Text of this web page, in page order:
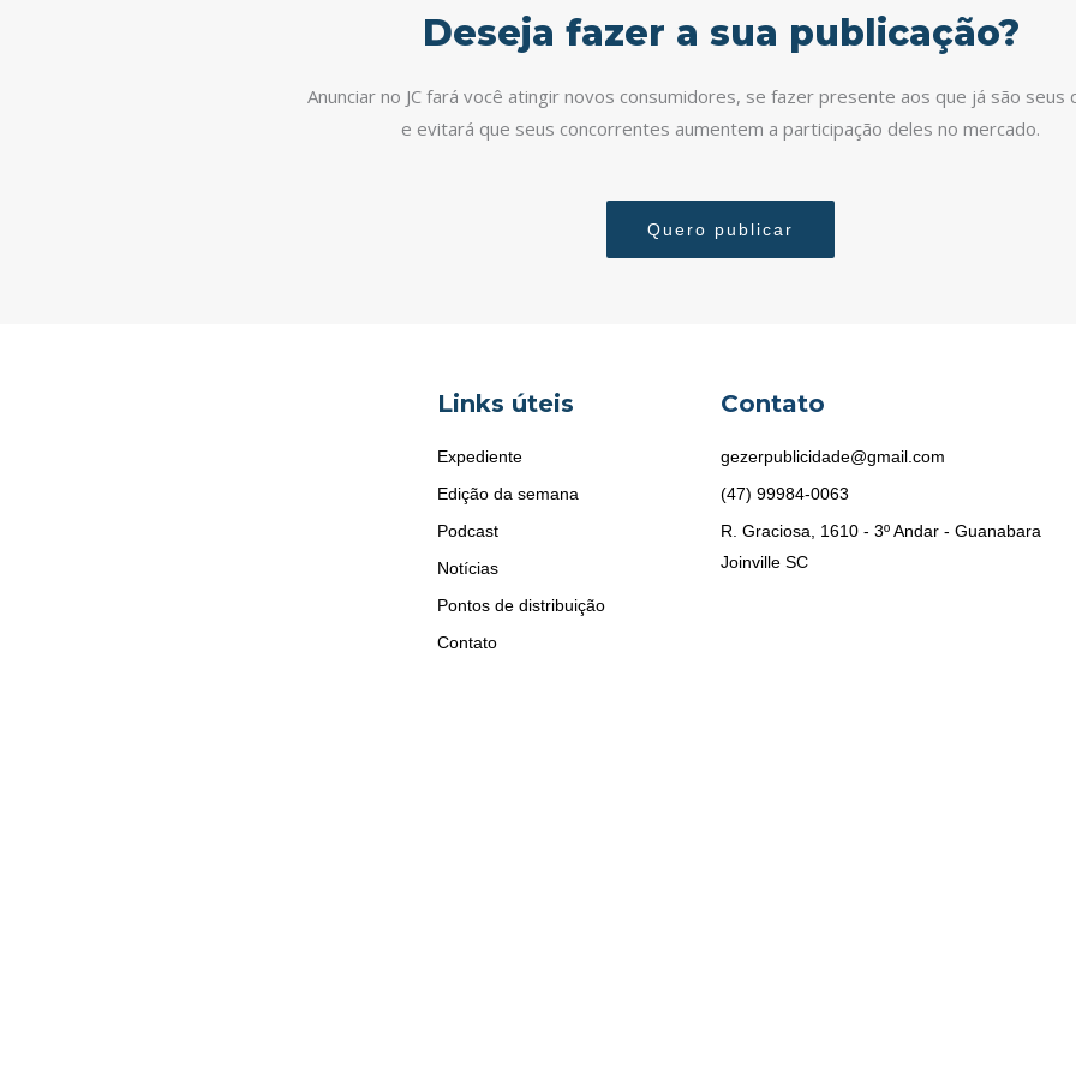
Deseja fazer a sua publicação?
Anunciar no JC fará você atingir novos consumidores, se fazer presente aos que já são seus
e evitará que seus concorrentes aumentem a participação deles no mercado.
Quero publicar
Links úteis
Expediente
Edição da semana
Podcast
Notícias
Pontos de distribuição
Contato
Contato
gezerpublicidade@gmail.com
(47) 99984-0063
R. Graciosa, 1610 - 3º Andar - Guanabara
Joinville SC